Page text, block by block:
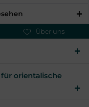
Über uns
orientalische